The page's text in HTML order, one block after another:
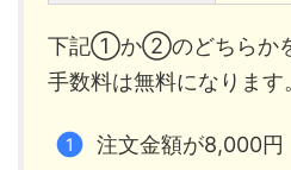
下記①か②のどちらか
手数料は無料になります
注文金額が8,000円